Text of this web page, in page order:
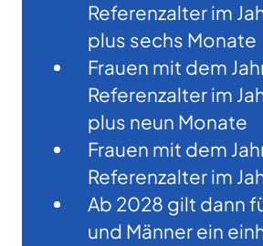
Referenzalter im
plus sechs Monate
Frauen mit dem
Referenzalter im
plus neun Monate
Frauen mit dem
Referenzalter im
Ab 2028 gilt dann
und Männer ein